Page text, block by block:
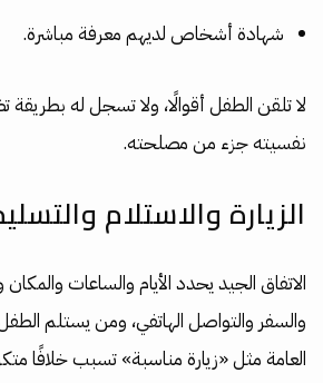
شهادة أشخاص لديهم معرفة مباشرة.
لا تلقن الطفل أقوالًا، ولا تسجل له
نفسيته جزء من مصلحته.
الزيارة والاستلام
الاتفاق الجيد يحدد الأيام والساعات والمكان
والسفر والتواصل الهاتفي، ومن يستلم
العامة مثل «زيارة مناسبة» تسبب خلافًا